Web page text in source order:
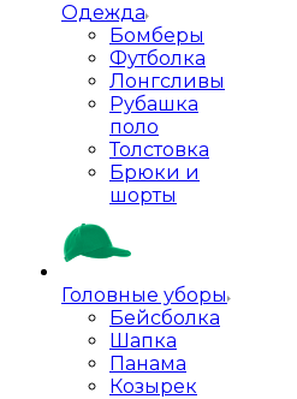
Одежда
Бомберы
Футболка
Лонгсливы
Рубашка
поло
Толстовка
Брюки и
шорты
Головные уборы
Бейсболка
Шапка
Панама
Козырек